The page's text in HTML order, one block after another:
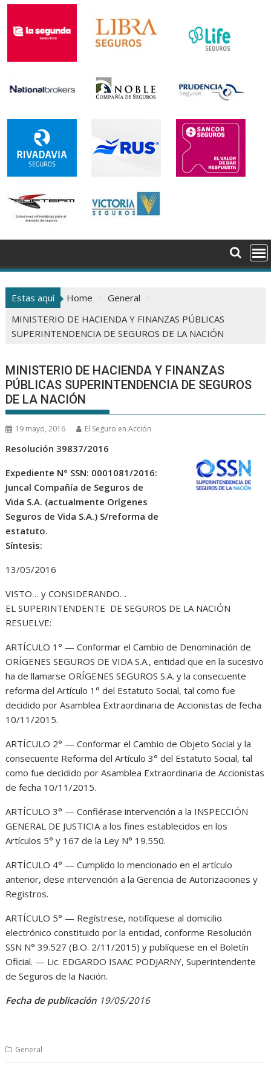
Estas aquí Home
General
MINISTERIO DE HACIENDA Y FINANZAS PÚBLICAS
SUPERINTENDENCIA DE SEGUROS DE LA NACIÓN
MINISTERIO DE HACIENDA Y FINANZAS
PÚBLICAS SUPERINTENDENCIA DE SEGUROS
DE LA NACIÓN
19 mayo, 2016 El Seguro en Acción
Resolución 39837/2016
Expediente N° SSN: 0001081/2016:
Juncal Compañía de Seguros de
Vida S.A. (actualmente Orígenes
Seguros de Vida S.A.) S/reforma de
estatuto.
Síntesis:
13/05/2016
VISTO… y CONSIDERANDO…
EL SUPERINTENDENTE DE SEGUROS DE LA NACIÓN
RESUELVE:
ARTÍCULO 1° — Conformar el Cambio de Denominación de
ORÍGENES SEGUROS DE VIDA S.A., entidad que en la sucesivo
ha de llamarse ORÍGENES SEGUROS S.A. y la consecuente
reforma del Artículo 1° del Estatuto Social, tal como fue
decidido por Asamblea Extraordinaria de Accionistas de fecha
10/11/2015.
ARTÍCULO 2° — Conformar el Cambio de Objeto Social y la
consecuente Reforma del Artículo 3° del Estatuto Social, tal
como fue decidido por Asamblea Extraordinaria de Accionistas
de fecha 10/11/2015.
ARTÍCULO 3° — Confiérase intervención a la INSPECCIÓN
GENERAL DE JUSTICIA a los fines establecidos en los
Artículos 5° y 167 de la Ley N° 19.550.
ARTÍCULO 4° — Cumplido lo mencionado en el artículo
anterior, dese intervención a la Gerencia de Autorizaciones y
Registros.
ARTÍCULO 5° — Regístrese, notifíquese al domicilio
electrónico constituido por la entidad, conforme Resolución
SSN N° 39.527 (B.O. 2/11/2015) y publíquese en el Boletín
Oficial. — Lic. EDGARDO ISAAC PODJARNY, Superintendente
de Seguros de la Nación.
Fecha de publicación 19/05/2016
General